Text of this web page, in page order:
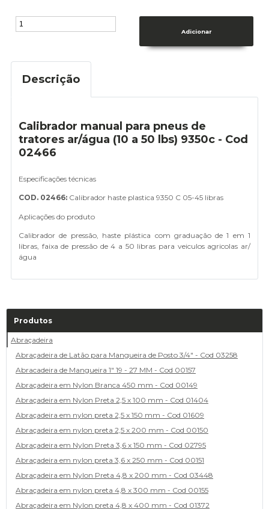
Descrição
Calibrador manual para pneus de
tratores ar/água (10 a 50 lbs) 9350c - Cod
02466
Especificações técnicas
COD. 02466: Calibrador haste plastica 9350 C 05-45 libras
Aplicações do produto
Calibrador de pressão, haste plástica com graduação de 1 em 1
libras, faixa de pressão de 4 a 50 libras para veiculos agricolas ar/
água
Produtos
Abraçadeira
Abraçadeira de Latão para Mangueira de Posto 3/4" - Cod 03258
Abracadeira de Mangueira 1" 19 - 27 MM - Cod 00157
Abraçadeira em Nylon Branca 450 mm - Cod 00149
Abraçadeira em Nylon Preta 2,5 x 100 mm - Cod 01404
Abraçadeira em nylon preta 2,5 x 150 mm - Cod 01609
Abraçadeira em nylon preta 2,5 x 200 mm - Cod 00150
Abraçadeira em Nylon Preta 3,6 x 150 mm - Cod 02795
Abraçadeira em nylon preta 3,6 x 250 mm - Cod 00151
Abraçadeira em Nylon Preta 4,8 x 200 mm - Cod 03448
Abraçadeira em nylon preta 4,8 x 300 mm - Cod 00155
Abraçadeira em Nylon preta 4,8 x 400 mm - Cod 01372